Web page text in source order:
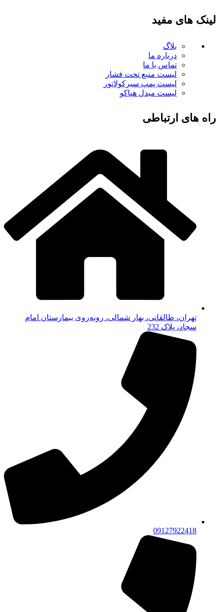
لینک های مفید
بلاگ
درباره ما
تماس با ما
لیست منبع تحت فشار
لیست پمپ سیرکولاتور
لیست مبدل هپاکو
راه های ارتباطی
تهران، طالقانی، بهار شمالی، روبه‌روی بیمارستان امام
سجاد، پلاک 232
09127922418